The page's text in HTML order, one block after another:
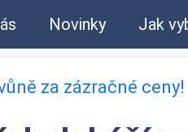
Novinky Jak
za zázračné ceny!